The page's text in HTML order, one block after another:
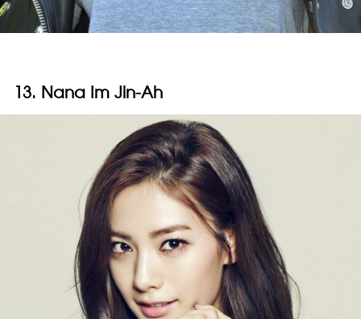
13. Nana Im Jin-Ah